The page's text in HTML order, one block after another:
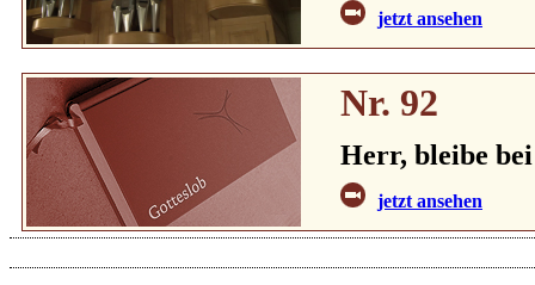
jetzt ansehen
Nr. 92
Herr, bleibe
jetzt ansehen